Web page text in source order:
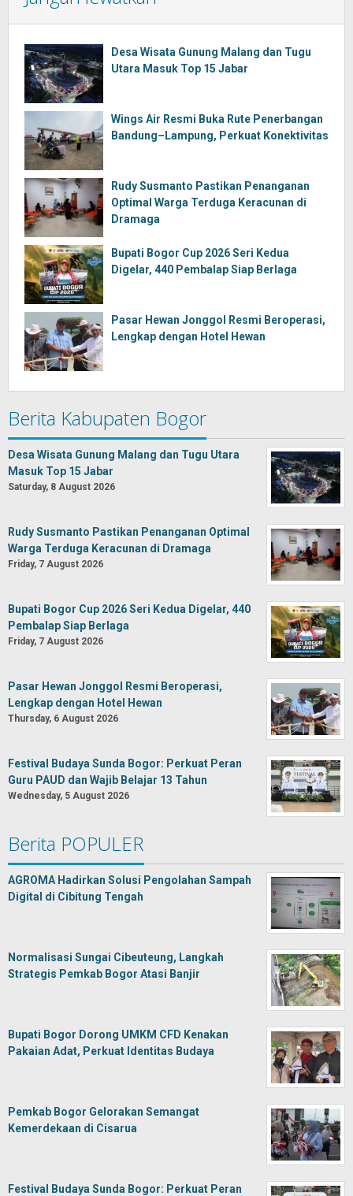
Desa Wisata Gunung Malang dan Tugu
Utara Masuk Top 15 Jabar
Wings Air Resmi Buka Rute Penerbangan
Bandung–Lampung, Perkuat Konektivitas
Rudy Susmanto Pastikan Penanganan
Optimal Warga Terduga Keracunan di
Dramaga
Bupati Bogor Cup 2026 Seri Kedua
Digelar, 440 Pembalap Siap Berlaga
Pasar Hewan Jonggol Resmi Beroperasi,
Lengkap dengan Hotel Hewan
Berita Kabupaten Bogor
Desa Wisata Gunung Malang dan Tugu Utara
Masuk Top 15 Jabar
Saturday, 8 August 2026
Rudy Susmanto Pastikan Penanganan Optimal
Warga Terduga Keracunan di Dramaga
Friday, 7 August 2026
Bupati Bogor Cup 2026 Seri Kedua Digelar, 440
Pembalap Siap Berlaga
Friday, 7 August 2026
Pasar Hewan Jonggol Resmi Beroperasi,
Lengkap dengan Hotel Hewan
Thursday, 6 August 2026
Festival Budaya Sunda Bogor: Perkuat Peran
Guru PAUD dan Wajib Belajar 13 Tahun
Wednesday, 5 August 2026
Berita POPULER
AGROMA Hadirkan Solusi Pengolahan Sampah
Digital di Cibitung Tengah
Normalisasi Sungai Cibeuteung, Langkah
Strategis Pemkab Bogor Atasi Banjir
Bupati Bogor Dorong UMKM CFD Kenakan
Pakaian Adat, Perkuat Identitas Budaya
Pemkab Bogor Gelorakan Semangat
Kemerdekaan di Cisarua
Festival Budaya Sunda Bogor: Perkuat Peran